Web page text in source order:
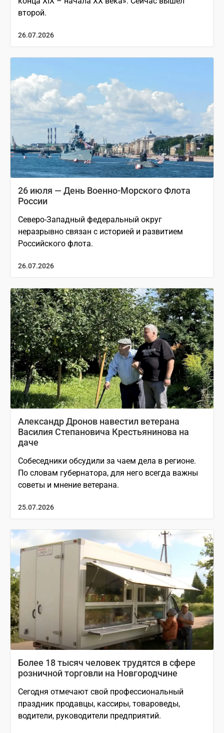
второй.
26.07.2026
26 июля — День Военно-Морского Флота
России
Северо-Западный федеральный округ
неразрывно связан с историей и развитием
Российского флота.
26.07.2026
Александр Дронов навестил ветерана
Василия Степановича Крестьянинова на
даче
Собеседники обсудили за чаем дела в регионе.
По словам губернатора, для него всегда важны
советы и мнение ветерана.
25.07.2026
Более 18 тысяч человек трудятся в сфере
розничной торговли на Новгородчине
Сегодня отмечают свой профессиональный
праздник продавцы, кассиры, товароведы,
водители, руководители предприятий.